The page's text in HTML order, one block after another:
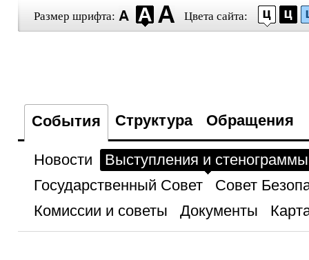
Размер шрифта: Цвета сайта:
События Структура Обращения
Новости
Выступления и стенограммы
Государственный Совет
Совет
Комиссии и советы
Документы